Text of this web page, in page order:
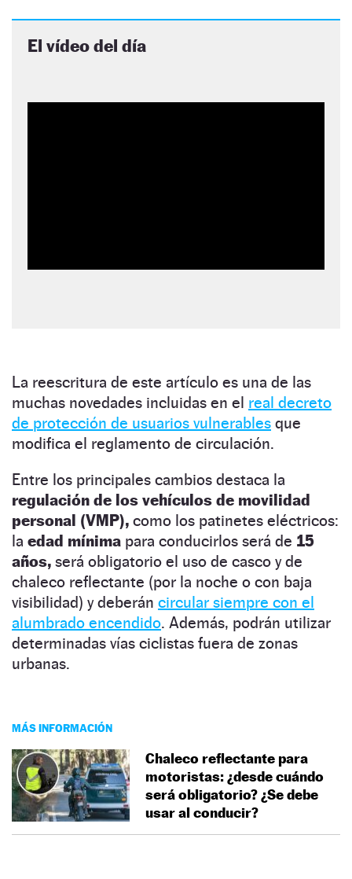
El vídeo del día
La reescritura de este artículo es una de las
muchas novedades incluidas en el real decreto
de protección de usuarios vulnerables que
modifica el reglamento de circulación.
Entre los principales cambios destaca la
regulación de los vehículos de movilidad
personal (VMP), como los patinetes eléctricos:
la edad mínima para conducirlos será de 15
años, será obligatorio el uso de casco y de
chaleco reflectante (por la noche o con baja
visibilidad) y deberán circular siempre con el
alumbrado encendido. Además, podrán utilizar
determinadas vías ciclistas fuera de zonas
urbanas.
MÁS INFORMACIÓN
Chaleco reflectante para
motoristas: ¿desde cuándo
será obligatorio? ¿Se debe
usar al conducir?